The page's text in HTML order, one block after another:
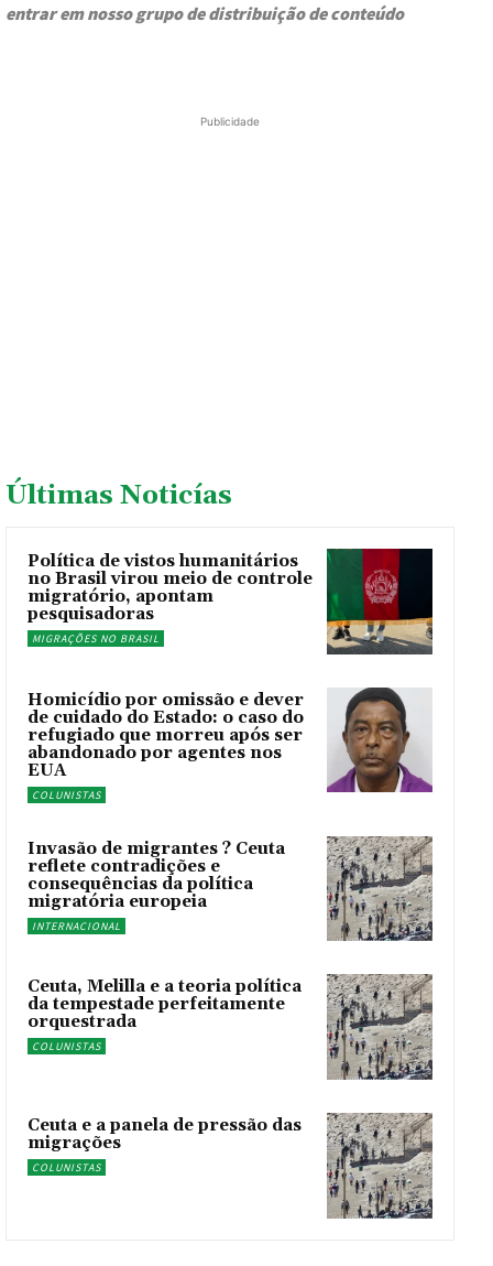
entrar em nosso grupo de distribuição de conteúdo
Publicidade
Últimas Noticías
Política de vistos humanitários
no Brasil virou meio de controle
migratório, apontam
pesquisadoras
MIGRAÇÕES NO BRASIL
Homicídio por omissão e dever
de cuidado do Estado: o caso do
refugiado que morreu após ser
abandonado por agentes nos
EUA
COLUNISTAS
Invasão de migrantes ? Ceuta
reflete contradições e
consequências da política
migratória europeia
INTERNACIONAL
Ceuta, Melilla e a teoria política
da tempestade perfeitamente
orquestrada
COLUNISTAS
Ceuta e a panela de pressão das
migrações
COLUNISTAS